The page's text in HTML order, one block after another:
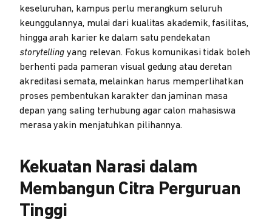
keseluruhan, kampus perlu merangkum seluruh
keunggulannya, mulai dari kualitas akademik, fasilitas,
hingga arah karier ke dalam satu pendekatan
storytelling yang relevan. Fokus komunikasi tidak boleh
berhenti pada pameran visual gedung atau deretan
akreditasi semata, melainkan harus memperlihatkan
proses pembentukan karakter dan jaminan masa
depan yang saling terhubung agar calon mahasiswa
merasa yakin menjatuhkan pilihannya.
Kekuatan Narasi dalam
Membangun Citra Perguruan
Tinggi